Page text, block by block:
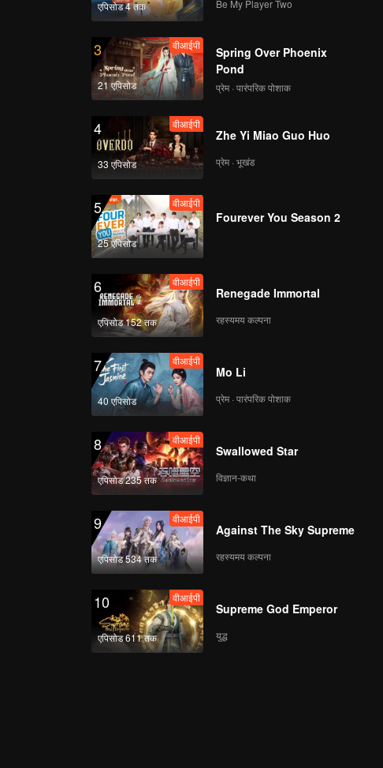
《心动的信号5》第六期
（上）正片海外版第一
版
《心动的信号5》第六期
（下）正片海外版第一
वीआईपी
《心动的信号5》第六期
《心动的信号5》第七期
（上）正片海外版第一
《心动的信号5》第七期
（下）正片海外版第二
वीआईपी
《心动的信号5》第七期
加更海外版第一版 .mp4
《心动的信号5》第八期
（上）海外版第一
《心动的信号5》第八期
एपिसोड 4 तक Be My Player Two
3
21 एपिसोड
वीआईपी
Spring Over Phoenix
Pond
प्रेम · पारंपरिक पोशाक
4
33 एपिसोड
वीआईपी
Zhe Yi Miao Guo Huo
प्रेम · भूखंड
5
25 एपिसोड
वीआईपी
Fourever You Season 2
6
एपिसोड 152 तक
वीआईपी
Renegade Immortal
रहस्यमय कल्पना
7
40 एपिसोड
वीआईपी
Mo Li
प्रेम · पारंपरिक पोशाक
8
एपिसोड 235 तक
वीआईपी
Swallowed Star
विज्ञान-कथा
9
एपिसोड 534 तक
वीआईपी
Against The Sky Supreme
रहस्यमय कल्पना
10
एपिसोड 611 तक
वीआईपी
Supreme God Emperor
युद्ध